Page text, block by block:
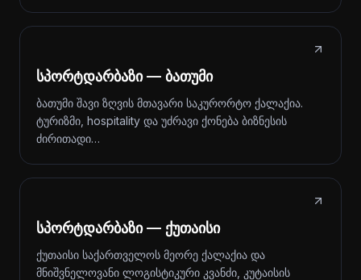
სპორტდარბაზი — ბათუმი
ბათუმი შავი ზღვის მთავარი საკურორტო ქალაქია.
ტურიზმი, hospitality და უძრავი ქონება ბიზნესის
ძირითადი…
სპორტდარბაზი — ქუთაისი
ქუთაისი საქართველოს მეორე ქალაქია და
მნიშვნელოვანი ლოგისტიკური კვანძი, კუტაისის